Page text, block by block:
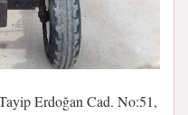
Erdoğan Cad. No:51,